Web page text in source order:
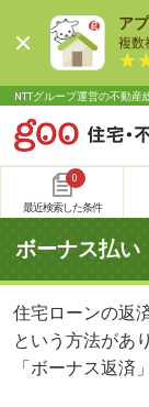
ア
複数
NTTグループ運営の不動産
0
最近検索した条件
ボーナス払い
住宅ローンの返
という方法があ
「ボーナス返済